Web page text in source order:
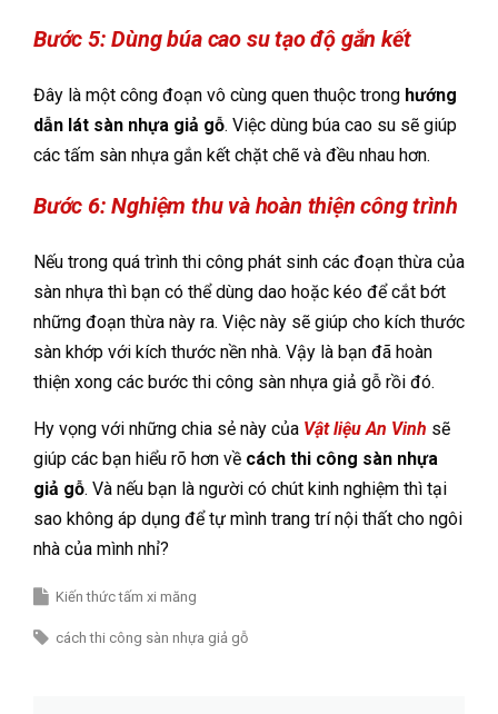
Bước 5: Dùng búa cao su tạo độ gắn kết
Đây là một công đoạn vô cùng quen thuộc trong hướng
dẫn lát sàn nhựa giả gỗ. Việc dùng búa cao su sẽ giúp
các tấm sàn nhựa gắn kết chặt chẽ và đều nhau hơn.
Bước 6: Nghiệm thu và hoàn thiện công trình
Nếu trong quá trình thi công phát sinh các đoạn thừa của
sàn nhựa thì bạn có thể dùng dao hoặc kéo để cắt bớt
những đoạn thừa này ra. Việc này sẽ giúp cho kích thước
sàn khớp với kích thước nền nhà. Vậy là bạn đã hoàn
thiện xong các bước thi công sàn nhựa giả gỗ rồi đó.
Hy vọng với những chia sẻ này của Vật liệu An Vinh sẽ
giúp các bạn hiểu rõ hơn về cách thi công sàn nhựa
giả gỗ. Và nếu bạn là người có chút kinh nghiệm thì tại
sao không áp dụng để tự mình trang trí nội thất cho ngôi
nhà của mình nhỉ?
Kiến thức tấm xi măng
cách thi công sàn nhựa giả gỗ